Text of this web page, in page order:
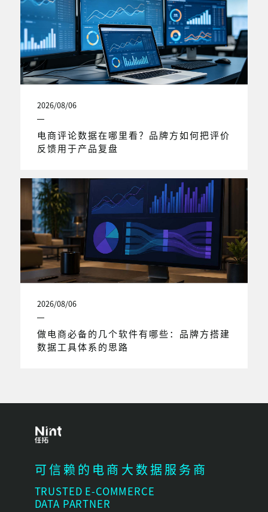
2026/08/06
电商评论数据在哪里看？品牌方如何把评价
反馈用于产品复盘
2026/08/06
做电商必备的几个软件有哪些：品牌方搭建
数据工具体系的思路
可信赖的电商大数据服务商
TRUSTED E-COMMERCE
DATA PARTNER